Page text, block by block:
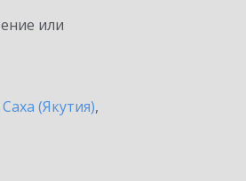
или
(Якутия),